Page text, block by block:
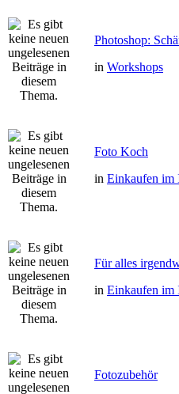
Photoshop:
in Workshops
Foto Koch
in Einkaufen im
Für alles
in Einkaufen im
Fotozubehör